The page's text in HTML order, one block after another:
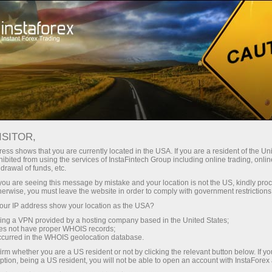
For Traders Forex Analytics
InstaForex TV
Phỏng vấn
Phỏng vấn
Renowned sportsmen and actors tell their
success stories, famed analysts and
acknowledged experts of the world of finance
discourse upon the niceties and pitfalls of the
currency trading, while traders share their
working experience with InstaForex. The Video
interview section is your chance to be engaged
shows that you are currently located in the USA. If you are a resident of the
from using the services of InstaFintech Group including online trading,
of funds, etc.
are seeing this message by mistake and your location is not the US, kindly
you must leave the website in order to comply with government
IP address show your location as the USA?
a VPN provided by a hosting company based in the United States;
not have proper WHOIS records;
in the WHOIS geolocation database.
whether you are a US resident or not by clicking the relevant button below. If
being a US resident, you will not be able to open an account with InstaForex